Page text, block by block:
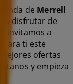
de Merrell
disfrutar de
invitamos a
ti este
ofertas
y empieza